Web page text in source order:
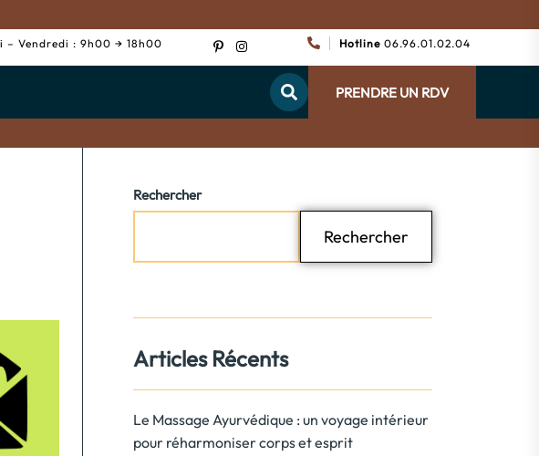
– Vendredi : 9h00 → 18h00 Hotline 06.96.01.02.04
PRENDRE UN RDV
Rechercher
Rechercher
Articles Récents
Le Massage Ayurvédique : un voyage intérieur
pour réharmoniser corps et esprit